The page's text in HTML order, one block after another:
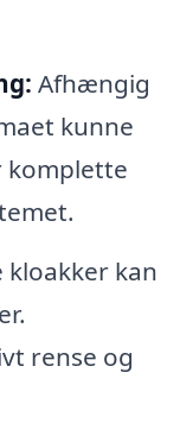
Afhængig
kunne
komplette
kloakker kan
rense og